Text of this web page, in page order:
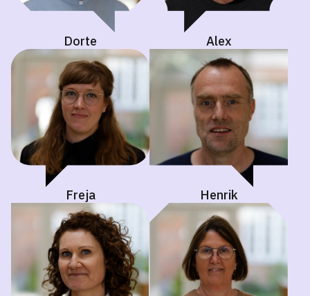
Dorte Alex
Freja Henrik